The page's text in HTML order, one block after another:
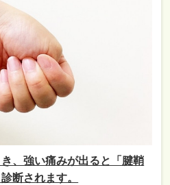
、強い痛みが出ると「腱鞘
断されます。